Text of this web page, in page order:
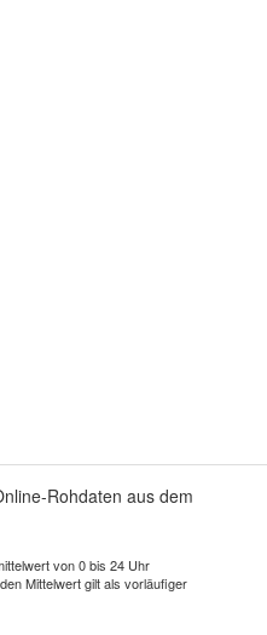
Rohdaten aus dem
von 0 bis 24 Uhr
Mittelwert gilt als vorläufiger